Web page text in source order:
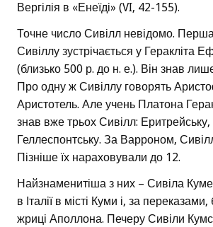
Вергілія в «Енеїді» (VI, 42-155).
Точне число Сивілл невідомо.
Сивіллу зустрічається у Геракліта
(близько 500 р. до н. е.). Він знав
Про одну ж Сивіллу говорять
Аристотель. Але учень Платона
знав вже трьох Сивілл: Еритрейську,
Геллеспонтську. За Варроном,
Пізніше їх нараховували до 12.
Найзнаменитіша з них – Сивіла
в Італії в місті Куми і, за
жриці Аполлона. Печеру Сивіли